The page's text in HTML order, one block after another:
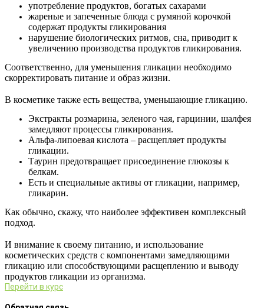
употребление продуктов, богатых сахарами
жареные и запеченные блюда с румяной корочкой
содержат продукты гликирования
нарушение биологических ритмов, сна, приводит к
увеличению производства продуктов гликирования.
Соответственно, для уменьшения гликации необходимо
скорректировать питание и образ жизни.
В косметике также есть вещества, уменьшающие гликацию.
Экстракты розмарина, зеленого чая, гарцинии, шалфея
замедляют процессы гликирования.
Альфа-липоевая кислота – расщепляет продукты
гликации.
Таурин предотвращает присоединение глюкозы к
белкам.
Есть и специальные активы от гликации, например,
гликарин.
Как обычно, скажу, что наиболее эффективен комплексный
подход.
И внимание к своему питанию, и использование
косметических средств с компонентами замедляющими
гликацию или способствующими расщеплению и выводу
продуктов гликации из организма.
Перейти в курс